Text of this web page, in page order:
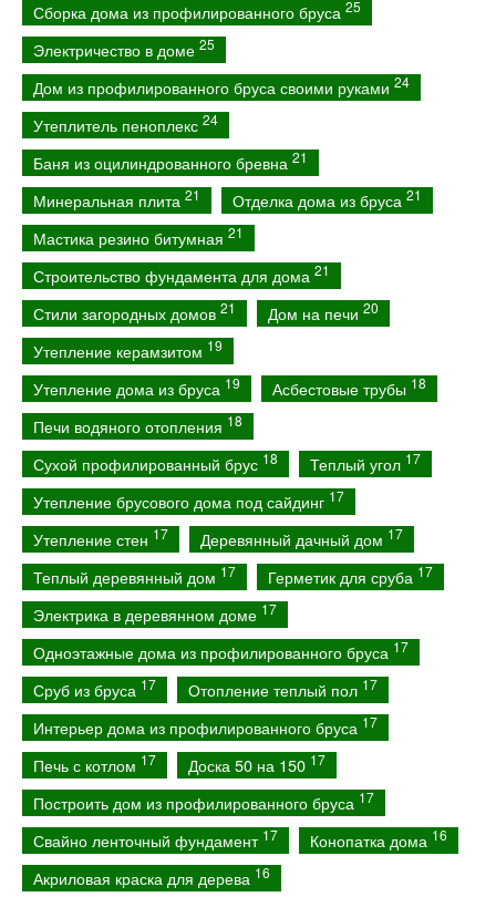
Сборка дома из профилированного бруса 25
Электричество в доме 25
Дом из профилированного бруса своими руками 24
Утеплитель пеноплекс 24
Баня из оцилиндрованного бревна 21
Минеральная плита 21 Отделка дома из бруса 21
Мастика резино битумная 21
Строительство фундамента для дома 21
Стили загородных домов 21 Дом на печи 20
Утепление керамзитом 19
Утепление дома из бруса 19 Асбестовые трубы 18
Печи водяного отопления 18
Сухой профилированный брус 18 Теплый угол 17
Утепление брусового дома под сайдинг 17
Утепление стен 17 Деревянный дачный дом 17
Теплый деревянный дом 17 Герметик для сруба 17
Электрика в деревянном доме 17
Одноэтажные дома из профилированного бруса 17
Сруб из бруса 17 Отопление теплый пол 17
Интерьер дома из профилированного бруса 17
Печь с котлом 17 Доска 50 на 150 17
Построить дом из профилированного бруса 17
Свайно ленточный фундамент 17 Конопатка дома 16
Акриловая краска для дерева 16